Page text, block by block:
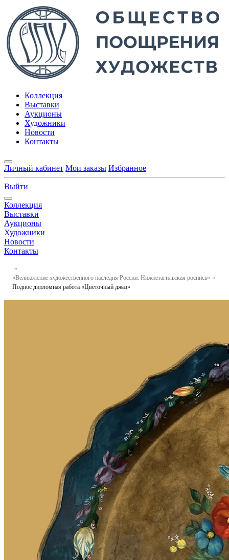
Коллекция
Выставки
Аукционы
Художники
Новости
Контакты
Личный кабинет Мои заказы Избранное
Выйти
Коллекция
Выставки
Аукционы
Художники
Новости
Контакты
«Великолепие художественного наследия России: Нижнетагильская роспись»
Поднос дипломная работа «Цветочный джаз»